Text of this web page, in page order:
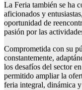
La Feria también se ha
aficionados y
oportunidad de
pasión por las
Comprometida con su
constantemente,
los desafíos del sector
permitido ampliar la
feria integral, dinámica